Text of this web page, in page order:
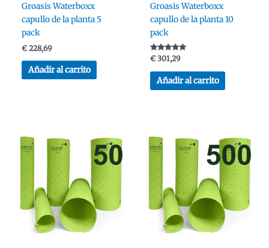
Groasis Waterboxx
capullo de la planta 5
pack
€ 228,69
Añadir al carrito
Groasis Waterboxx
capullo de la planta 10
pack
Valorado con
5.00
de 5
€ 301,29
Añadir al carrito